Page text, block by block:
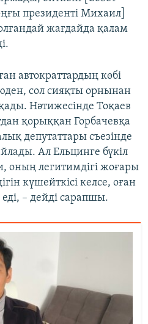
президенті Михаил]
жағдайда қалам
автократтардың көбі
сол сияқты орнынан
Нәтижесінде Тоқаев
қорыққан Горбачевқа
депутаттары съезінде
Ал Ельцинге бүкіл
оның легитимдігі жоғары
күшейткісі келсе, оған
еді, – дейді сарапшы.